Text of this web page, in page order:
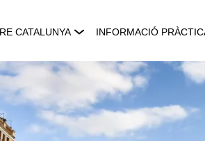
CATALUNYA INFORMACIÓ